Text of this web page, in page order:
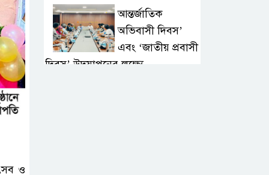
ও
আন্তর্জাতিক
অভিবাসী দিবস’
এবং ‘জাতীয় প্রবাসী
দিবস’ উদযাপনের লক্ষ্যে